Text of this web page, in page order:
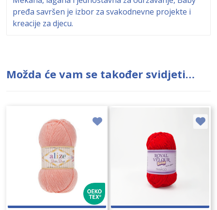
pređa savršen je izbor za svakodnevne projekte i
kreacije za djecu.
Možda će vam se također svidjeti…